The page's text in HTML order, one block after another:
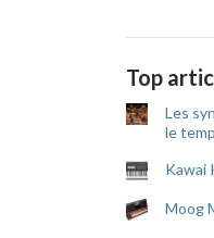
Top
Les
le
Kawai
Moog